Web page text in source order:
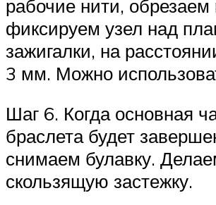
рабочие нити, обрезаем
фиксируем узел над
зажигалки, на
3 мм. Можно
Шаг 6. Когда основная
браслета будет
снимаем булавку.
скользящую застежку.